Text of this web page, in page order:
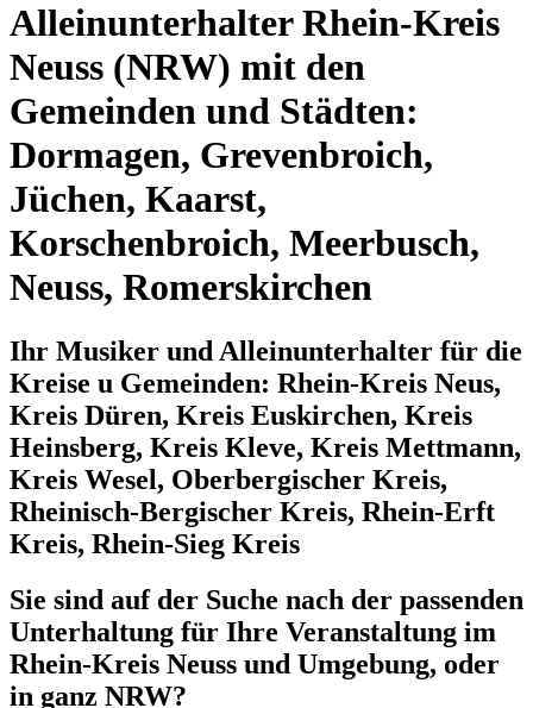
Alleinunterhalter Rhein-Kreis
Neuss (NRW) mit den
Gemeinden und Städten:
Dormagen, Grevenbroich,
Jüchen, Kaarst,
Korschenbroich, Meerbusch,
Neuss, Romerskirchen
Ihr Musiker und Alleinunterhalter für die
Kreise u Gemeinden: Rhein-Kreis Neus,
Kreis Düren, Kreis Euskirchen, Kreis
Heinsberg, Kreis Kleve, Kreis Mettmann,
Kreis Wesel, Oberbergischer Kreis,
Rheinisch-Bergischer Kreis, Rhein-Erft
Kreis, Rhein-Sieg Kreis
Sie sind auf der Suche nach der passenden
Unterhaltung für Ihre Veranstaltung im
Rhein-Kreis Neuss und Umgebung, oder
in ganz NRW?